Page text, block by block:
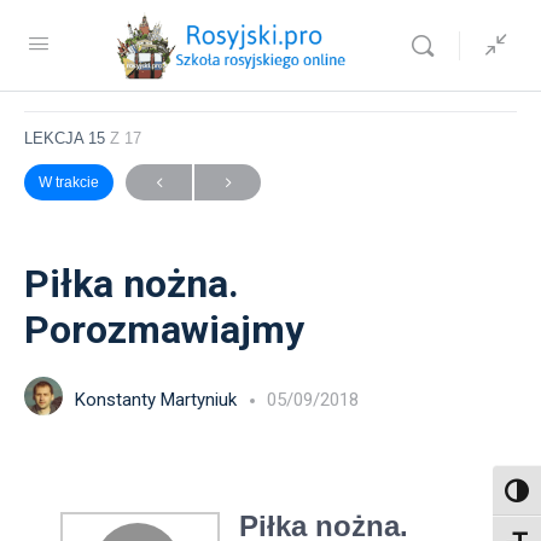
Sprawdź jak wygląda nasz kurs języka rosyjskiego
LEKCJA 15 Z 17
W trakcie
Piłka nożna.
Porozmawiajmy
Konstanty Martyniuk 05/09/2018